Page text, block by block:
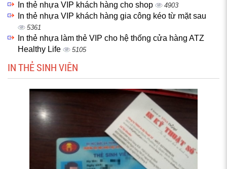
In thẻ nhựa VIP khách hàng cho shop 4903
In thẻ nhựa VIP khách hàng gia công kéo từ mặt sau
5361
In thẻ nhựa làm thẻ VIP cho hệ thống cửa hàng ATZ
Healthy Life
5105
IN THẺ SINH VIÊN